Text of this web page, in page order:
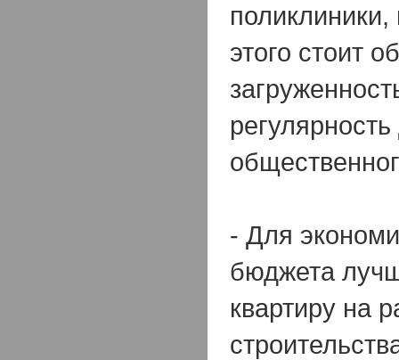
этого стоит
- Для
бюджета
квартиру на